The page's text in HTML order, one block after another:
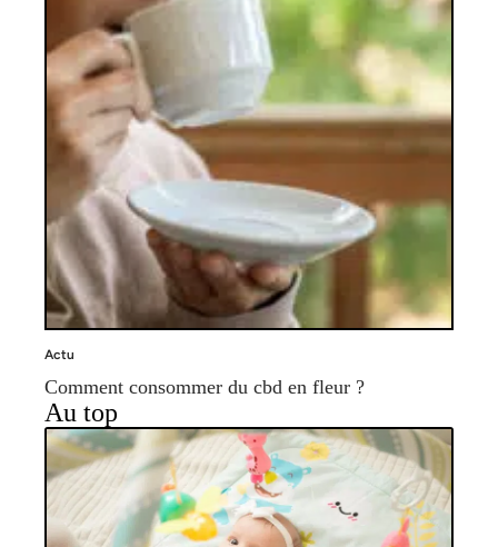
Actu
Comment consommer du cbd en fleur ?
Au top